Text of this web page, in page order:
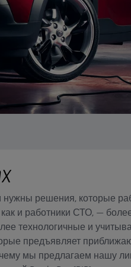
нужны решения, которые
и работники СТО, —
технологичные и
предъявляет
мы предлагаем нашу